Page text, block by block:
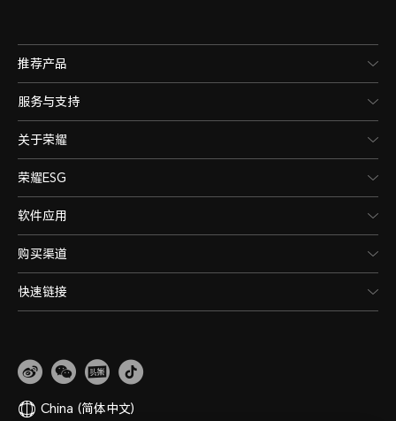
推荐产品
服务与支持
关于荣耀
荣耀ESG
软件应用
购买渠道
快速链接
China (简体中文)